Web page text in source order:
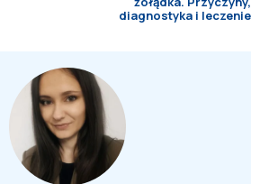
diagnostyka i leczenie